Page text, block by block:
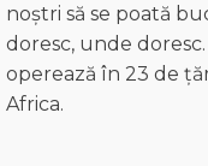
noștri să se poată
doresc, unde
operează în 23 de
Africa.